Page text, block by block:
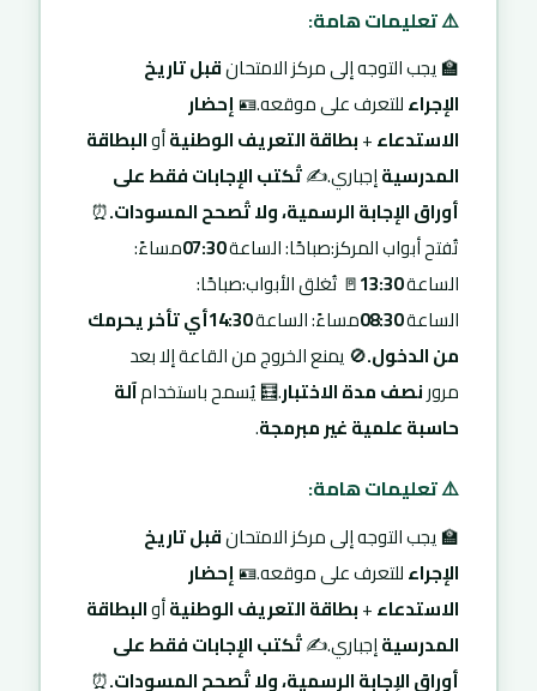
⚠️ تعليمات هامة:
🏫 يجب التوجه إلى مركز الامتحانقبل تاريخ
الإجراءللتعرف على موقعه.🪪
إحضار
الاستدعاء+بطاقة التعريف الوطنيةأوالبطاقة
المدرسيةإجباري.✍️تُكتب الإجابات فقط على
أوراق الإجابة الرسمية، ولا تُصحح المسودات.⏰
تُفتح أبواب المركز:صباحًا: الساعة07:30مساءً:
الساعة13:30🚪 تُغلق الأبواب:صباحًا:
الساعة08:30مساءً: الساعة14:30أي تأخر يحرمك
من الدخول.🚫 يمنع الخروج من القاعة إلا بعد
مرورنصف مدة الاختبار.🧮 يُسمح باستخدامآلة
حاسبة علمية غير مبرمجة.
⚠️ تعليمات هامة:
🏫 يجب التوجه إلى مركز الامتحانقبل تاريخ
الإجراءللتعرف على موقعه.🪪
إحضار
الاستدعاء+بطاقة التعريف الوطنيةأوالبطاقة
المدرسيةإجباري.✍️تُكتب الإجابات فقط على
أوراق الإجابة الرسمية، ولا تُصحح المسودات.⏰